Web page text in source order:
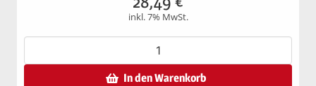
inkl. 7% MwSt.
In den Warenkorb